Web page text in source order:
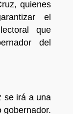
quienes
el
que
del
se irá a una
gobernador.